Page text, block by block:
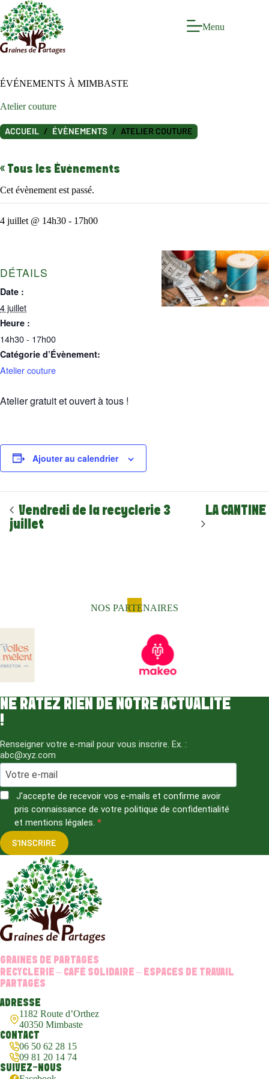
Passer
au
contenu
Menu
ÉVÉNEMENTS À MIMBASTE
Atelier couture
ACCUEIL ÉVÈNEMENTS ATELIER COUTURE
« Tous les Évènements
Cet évènement est passé.
4 juillet @ 14h30 - 17h00
Atelier gratuit et ouvert à tous !
Ajouter au calendrier
DÉTAILS
Date :
4 juillet
Heure :
14h30 - 17h00
Catégorie d’Évènement:
Atelier couture
Vendredi de la recyclerie 3
juillet
LA CANTINE
NOS PARTENAIRES
NE RATEZ RIEN DE NOTRE ACTUALITÉ
!
Renseigner votre e-mail pour vous inscrire. Ex. :
abc@xyz.com
J'accepte de recevoir vos e-mails et confirme avoir
pris connaissance de votre politique de confidentialité
et mentions légales.
S'INSCRIRE
GRAINES DE PARTAGES
RECYCLERIE – CAFÉ SOLIDAIRE – ESPACES DE TRAVAIL
PARTAGÉS
ADRESSE
1182 Route d’Orthez
40350 Mimbaste
CONTACT
06 50 62 28 15
09 81 20 14 74
SUIVEZ-NOUS